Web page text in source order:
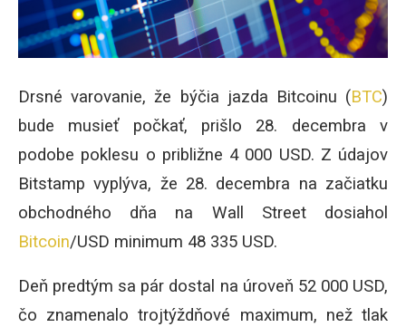
Drsné varovanie, že býčia jazda Bitcoinu (BTC)
bude musieť počkať, prišlo 28. decembra v
podobe poklesu o približne 4 000 USD. Z údajov
Bitstamp vyplýva, že 28. decembra na začiatku
obchodného dňa na Wall Street dosiahol
Bitcoin/USD minimum 48 335 USD.
Deň predtým sa pár dostal na úroveň 52 000 USD,
čo znamenalo trojtýždňové maximum, než tlak